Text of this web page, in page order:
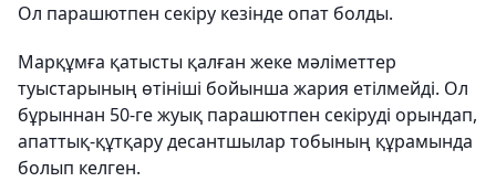
Ол парашютпен секіру кезінде опат болды.
Марқұмға қатысты қалған жеке мәліметтер
туыстарының өтініші бойынша жария етілмейді. Ол
бұрыннан 50-ге жуық парашютпен секіруді орындап,
апаттық-құтқару десантшылар тобының құрамында
болып келген.